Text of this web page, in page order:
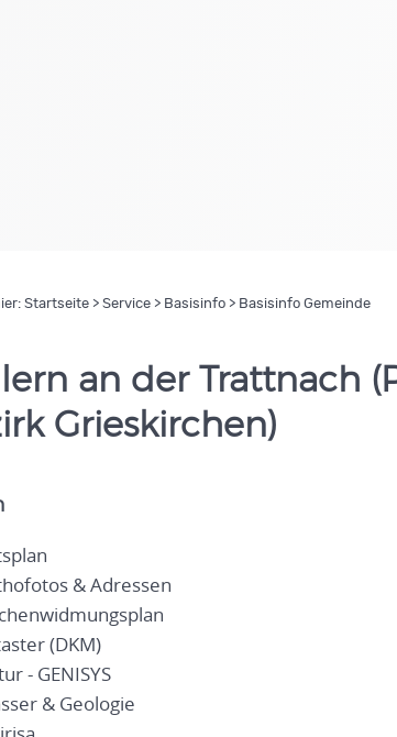
Startseite> Service> Basisinfo> Basisinfo Gemeinde
an der Trattnach
Grieskirchen)
& Adressen
(DKM)
- GENISYS
& Geologie